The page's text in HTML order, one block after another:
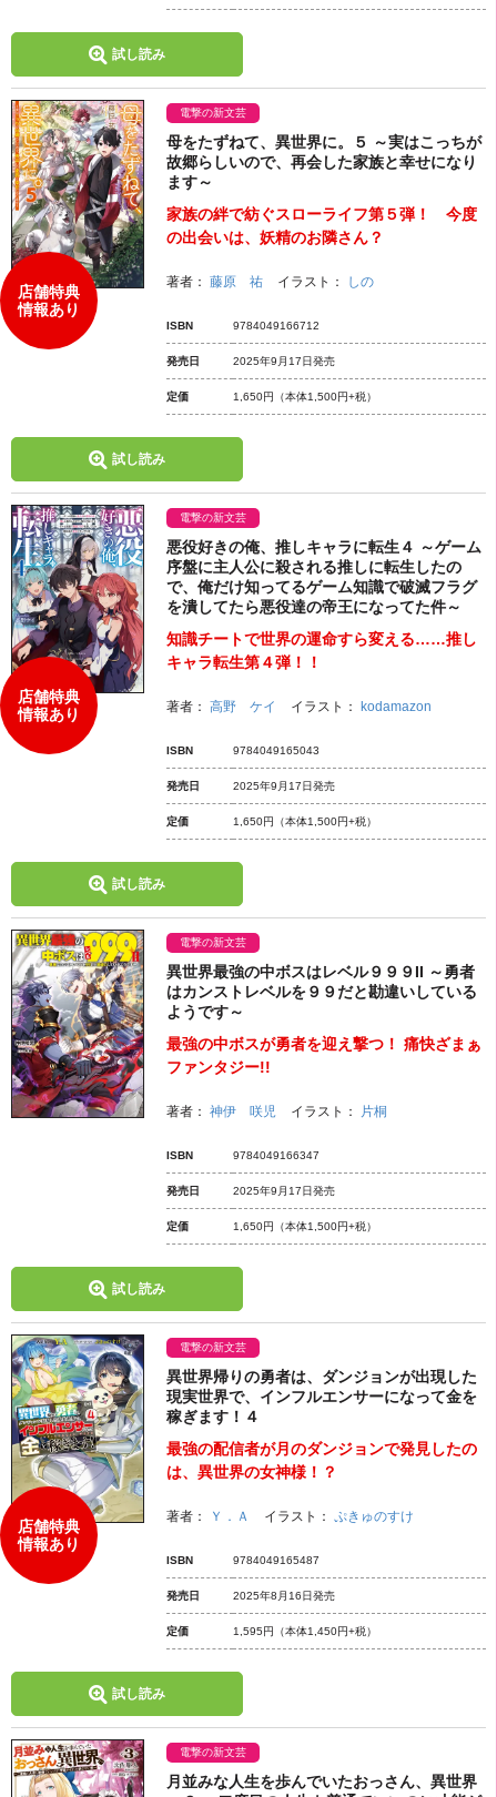
試し読み
店舗特典
情報あり
電撃の新文芸
母をたずねて、異世界に。５ ～実はこっちが
故郷らしいので、再会した家族と幸せになり
ます～
家族の絆で紡ぐスローライフ第５弾！ 今度
の出会いは、妖精のお隣さん？
著者： 藤原 祐 イラスト： しの
ISBN 9784049166712
発売日 2025年9月17日発売
定価 1,650円 （本体1,500円+税）
試し読み
店舗特典
情報あり
電撃の新文芸
悪役好きの俺、推しキャラに転生４ ～ゲーム
序盤に主人公に殺される推しに転生したの
で、俺だけ知ってるゲーム知識で破滅フラグ
を潰してたら悪役達の帝王になってた件～
知識チートで世界の運命すら変える……推し
キャラ転生第４弾！！
著者： 高野 ケイ イラスト： kodamazon
ISBN 9784049165043
発売日 2025年9月17日発売
定価 1,650円 （本体1,500円+税）
試し読み
電撃の新文芸
異世界最強の中ボスはレベル９９９II ～勇者
はカンストレベルを９９だと勘違いしている
ようです～
最強の中ボスが勇者を迎え撃つ！ 痛快ざまぁ
ファンタジー!!
著者： 神伊 咲児 イラスト： 片桐
ISBN 9784049166347
発売日 2025年9月17日発売
定価 1,650円 （本体1,500円+税）
試し読み
店舗特典
情報あり
電撃の新文芸
異世界帰りの勇者は、ダンジョンが出現した
現実世界で、インフルエンサーになって金を
稼ぎます！４
最強の配信者が月のダンジョンで発見したの
は、異世界の女神様！？
著者： Ｙ．Ａ イラスト： ぷきゅのすけ
ISBN 9784049165487
発売日 2025年8月16日発売
定価 1,595円 （本体1,450円+税）
試し読み
電撃の新文芸
月並みな人生を歩んでいたおっさん、異世界